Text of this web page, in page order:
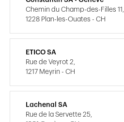
Chemin du Champ-des-Filles 11,
1228 Plan-les-Ouates - CH
ETICO SA
Rue de Veyrot 2,
1217 Meyrin - CH
Lachenal SA
Rue de la Servette 25,